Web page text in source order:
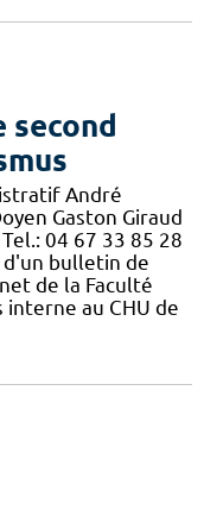
second
André
Gaston Giraud
04 67 33 85 28
d'un bulletin de
de la Faculté
au CHU de